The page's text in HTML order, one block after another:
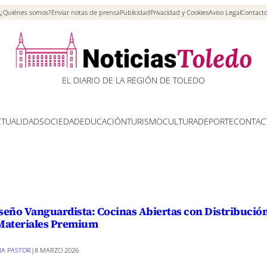
¿Quiénes somos?Enviar notas de prensaPublicidadPrivacidad y CookiesAviso LegalContacto
EL DIARIO DE LA REGIÓN DE TOLEDO
SOCIEDADEDUCACIÓNTURISMOCULTURADEPORTE
Vanguardista: Cocinas Abiertas con
Premium
PASTOR|8 MARZO 2026